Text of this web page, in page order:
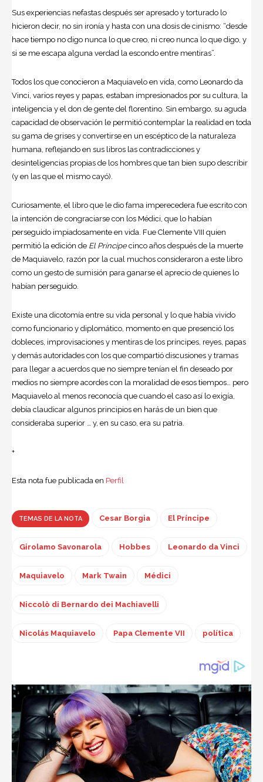
Sus experiencias nefastas después ser apresado y torturado lo
hicieron decir, no sin ironía y hasta con una dosis de cinismo: “desde
hace tiempo no digo nunca lo que creo, ni creo nunca lo que digo, y
si se me escapa alguna verdad la escondo entre mentiras”.
Todos los que conocieron a Maquiavelo en vida, como Leonardo da
Vinci, varios reyes y papas, estaban impresionados por su cultura, la
inteligencia y el don de gente del florentino. Sin embargo, su aguda
capacidad de observación le permitió contemplar la realidad en toda
su gama de grises y convertirse en un escéptico de la naturaleza
humana, reflejando en sus libros las contradicciones y
desinteligencias propias de los hombres que tan bien supo describir
(y en las que el mismo cayó).
Curiosamente, el libro que le dio fama imperecedera fue escrito con
la intención de congraciarse con los Médici, que lo habían
perseguido impiadosamente en vida. Fue Clemente VIII quien
permitió la edición de El Príncipecinco años después de la muerte
de Maquiavelo, razón por la cual muchos consideraron a este libro
como un gesto de sumisión para ganarse el aprecio de quienes lo
habían perseguido.
Existe una dicotomía entre su vida personal y lo que había vivido
como funcionario y diplomático, momento en que presenció los
dobleces, improvisaciones y mentiras de los príncipes, reyes, papas
y demás autoridades con los que compartió discusiones y tramas
para llegar a acuerdos que no siempre tenían el fin deseado por
medios no siempre acordes con la moralidad de esos tiempos… pero
Maquiavelo al menos reconocía que cuando el caso así lo exigía,
debía claudicar algunos principios en harás de un bien que
consideraba superior … y, en su caso, era su patria.
+
Esta nota fue publicada en Perfil
TEMAS DE LA NOTA Cesar Borgia El Príncipe
Girolamo Savonarola Hobbes Leonardo da Vinci
Maquiavelo Mark Twain Médici
Niccolò di Bernardo dei Machiavelli
Nicolás Maquiavelo Papa Clemente VII política